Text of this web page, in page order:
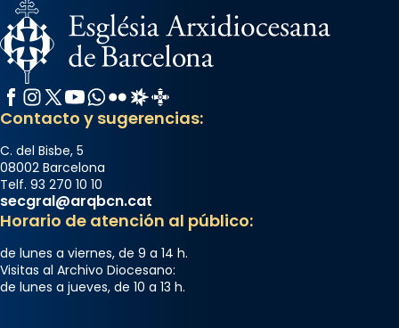
Facebook
Instagram
X / Twitter
YouTube
WhatsApp
FlickrRadio Estel
Catalunya Cristiana
Contacto y sugerencias:
C. del Bisbe, 5
08002 Barcelona
Telf. 93 270 10 10
secgral@arqbcn.cat
Horario de atención al público:
de lunes a viernes, de 9 a 14 h.
Visitas al Archivo Diocesano:
de lunes a jueves, de 10 a 13 h.